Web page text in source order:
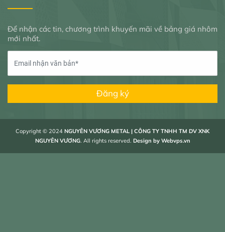
Để nhận các tin, chương trình khuyến mãi về bảng giá nhôm
mới nhất.
Đăng ký
Copyright © 2024 NGUYÊN VƯƠNG METAL | CÔNG TY TNHH TM DV XNK
NGUYÊN VƯƠNG. All rights reserved. Design by Webvps.vn